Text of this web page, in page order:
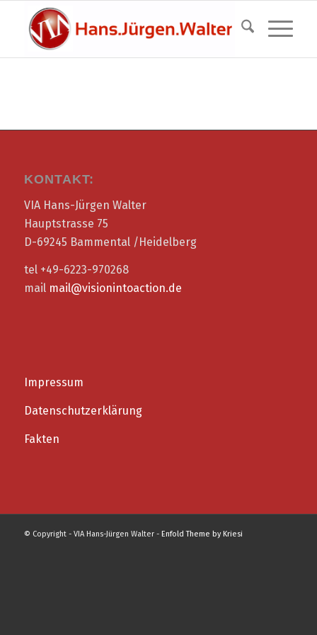
KONTAKT:
VIA Hans-Jürgen Walter
Hauptstrasse 75
D-69245 Bammental /Heidelberg
tel +49-6223-970268
mail mail@visionintoaction.de
Impressum
Datenschutzerklärung
Fakten
© Copyright - VIA Hans-Jürgen Walter - Enfold Theme by Kriesi